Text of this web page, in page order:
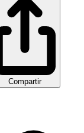
Compartir